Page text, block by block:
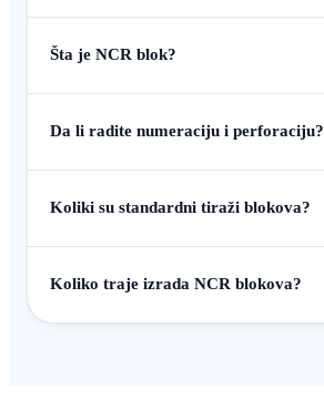
Šta je NCR blok?
Da li radite numeraciju i perforaciju?
Koliki su standardni tiraži blokova?
Koliko traje izrada NCR blokova?